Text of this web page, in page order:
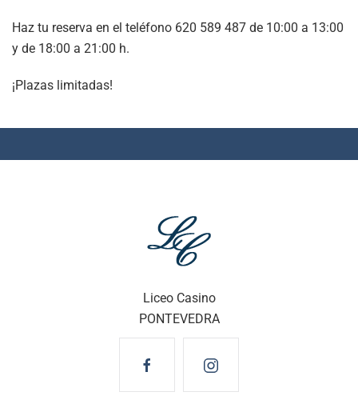
Haz tu reserva en el teléfono 620 589 487 de 10:00 a 13:00
y de 18:00 a 21:00 h.
¡Plazas limitadas!
Liceo Casino
PONTEVEDRA